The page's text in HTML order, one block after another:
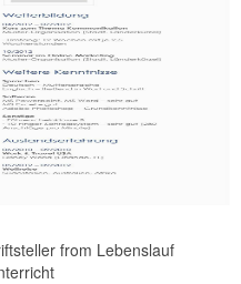
from Lebenslauf